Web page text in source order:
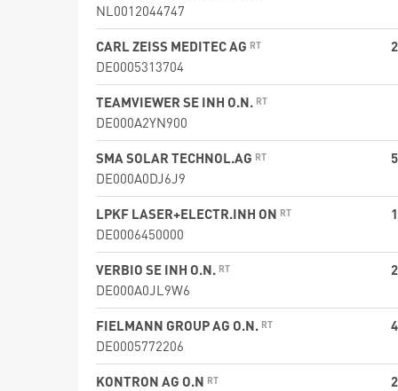
NL0012044747
CARL ZEISS MEDITEC AG
DE0005313704
TEAMVIEWER SE INH O.N.
DE000A2YN900
SMA SOLAR TECHNOL.AG
DE000A0DJ6J9
LPKF LASER+ELECTR.INH ON
DE0006450000
VERBIO SE INH O.N.
DE000A0JL9W6
FIELMANN GROUP AG O.N.
DE0005772206
KONTRON AG O.N